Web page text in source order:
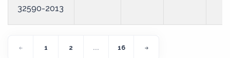
32590-2013
1 2 ... 16